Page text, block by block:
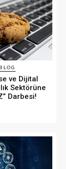
BLOG
ve Dijital
Sektörüne
Darbesi!